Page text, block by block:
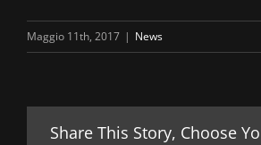
Maggio 11th, 2017 | News
Share This Story, Choose